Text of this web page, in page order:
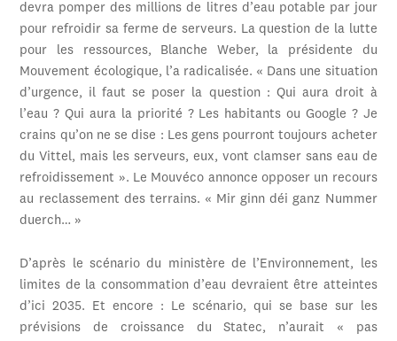
devra pomper des millions de litres d’eau potable par jour
pour refroidir sa ferme de serveurs. La question de la lutte
pour les ressources, Blanche Weber, la présidente du
Mouvement écologique, l’a radicalisée. « Dans une situation
d’urgence, il faut se poser la question : Qui aura droit à
l’eau ? Qui aura la priorité ? Les habitants ou Google ? Je
crains qu’on ne se dise : Les gens pourront toujours acheter
du Vittel, mais les serveurs, eux, vont clamser sans eau de
refroidissement ». Le Mouvéco annonce opposer un recours
au reclassement des terrains. « Mir ginn déi ganz Nummer
duerch… »
D’après le scénario du ministère de l’Environnement, les
limites de la consommation d’eau devraient être atteintes
d’ici 2035. Et encore : Le scénario, qui se base sur les
prévisions de croissance du Statec, n’aurait « pas